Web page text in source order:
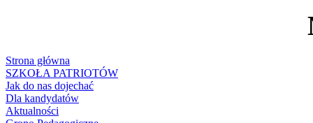
Strona główna
SZKOŁA PATRIOTÓW
Jak do nas dojechać
Dla kandydatów
Aktualności